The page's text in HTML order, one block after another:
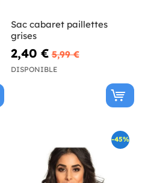
Sac cabaret paillettes
grises
2,40 € 5,99 €
DISPONIBLE
-45%